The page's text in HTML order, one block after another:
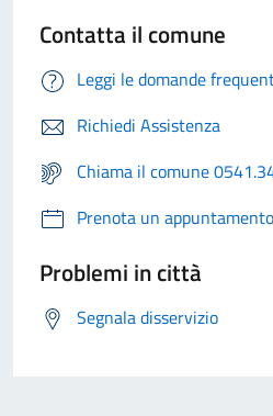
Contatta il comune
Leggi le domande
Richiedi Assistenza
Chiama il comune
Prenota un appuntamento
Problemi in città
Segnala disservizio